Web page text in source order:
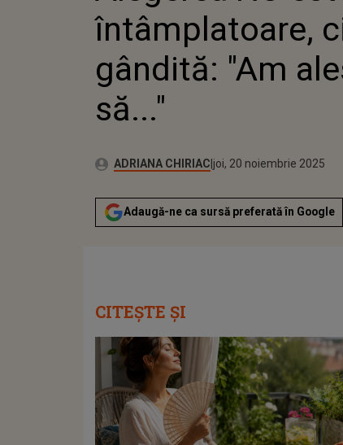
întâmplatoare,
gândită: "Am
să..."
Autor:ADRIANA CHIRIACPublicat:
joi, 20 noiembrie 2025
Actualizat:
joi, 20 noiembrie 2025
Adaugă-ne ca sursă preferată în Google
CITEȘTE ȘI